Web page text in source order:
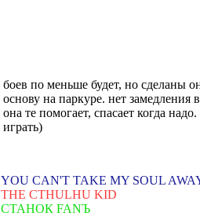
боев по меньше будет, но сделаны
основу на паркуре. нет замедления
она те помогает, спасает когда
играть)
YOU CAN'T TAKE MY SOUL
THE CTHULHU KID
СТАНОК FANЪ